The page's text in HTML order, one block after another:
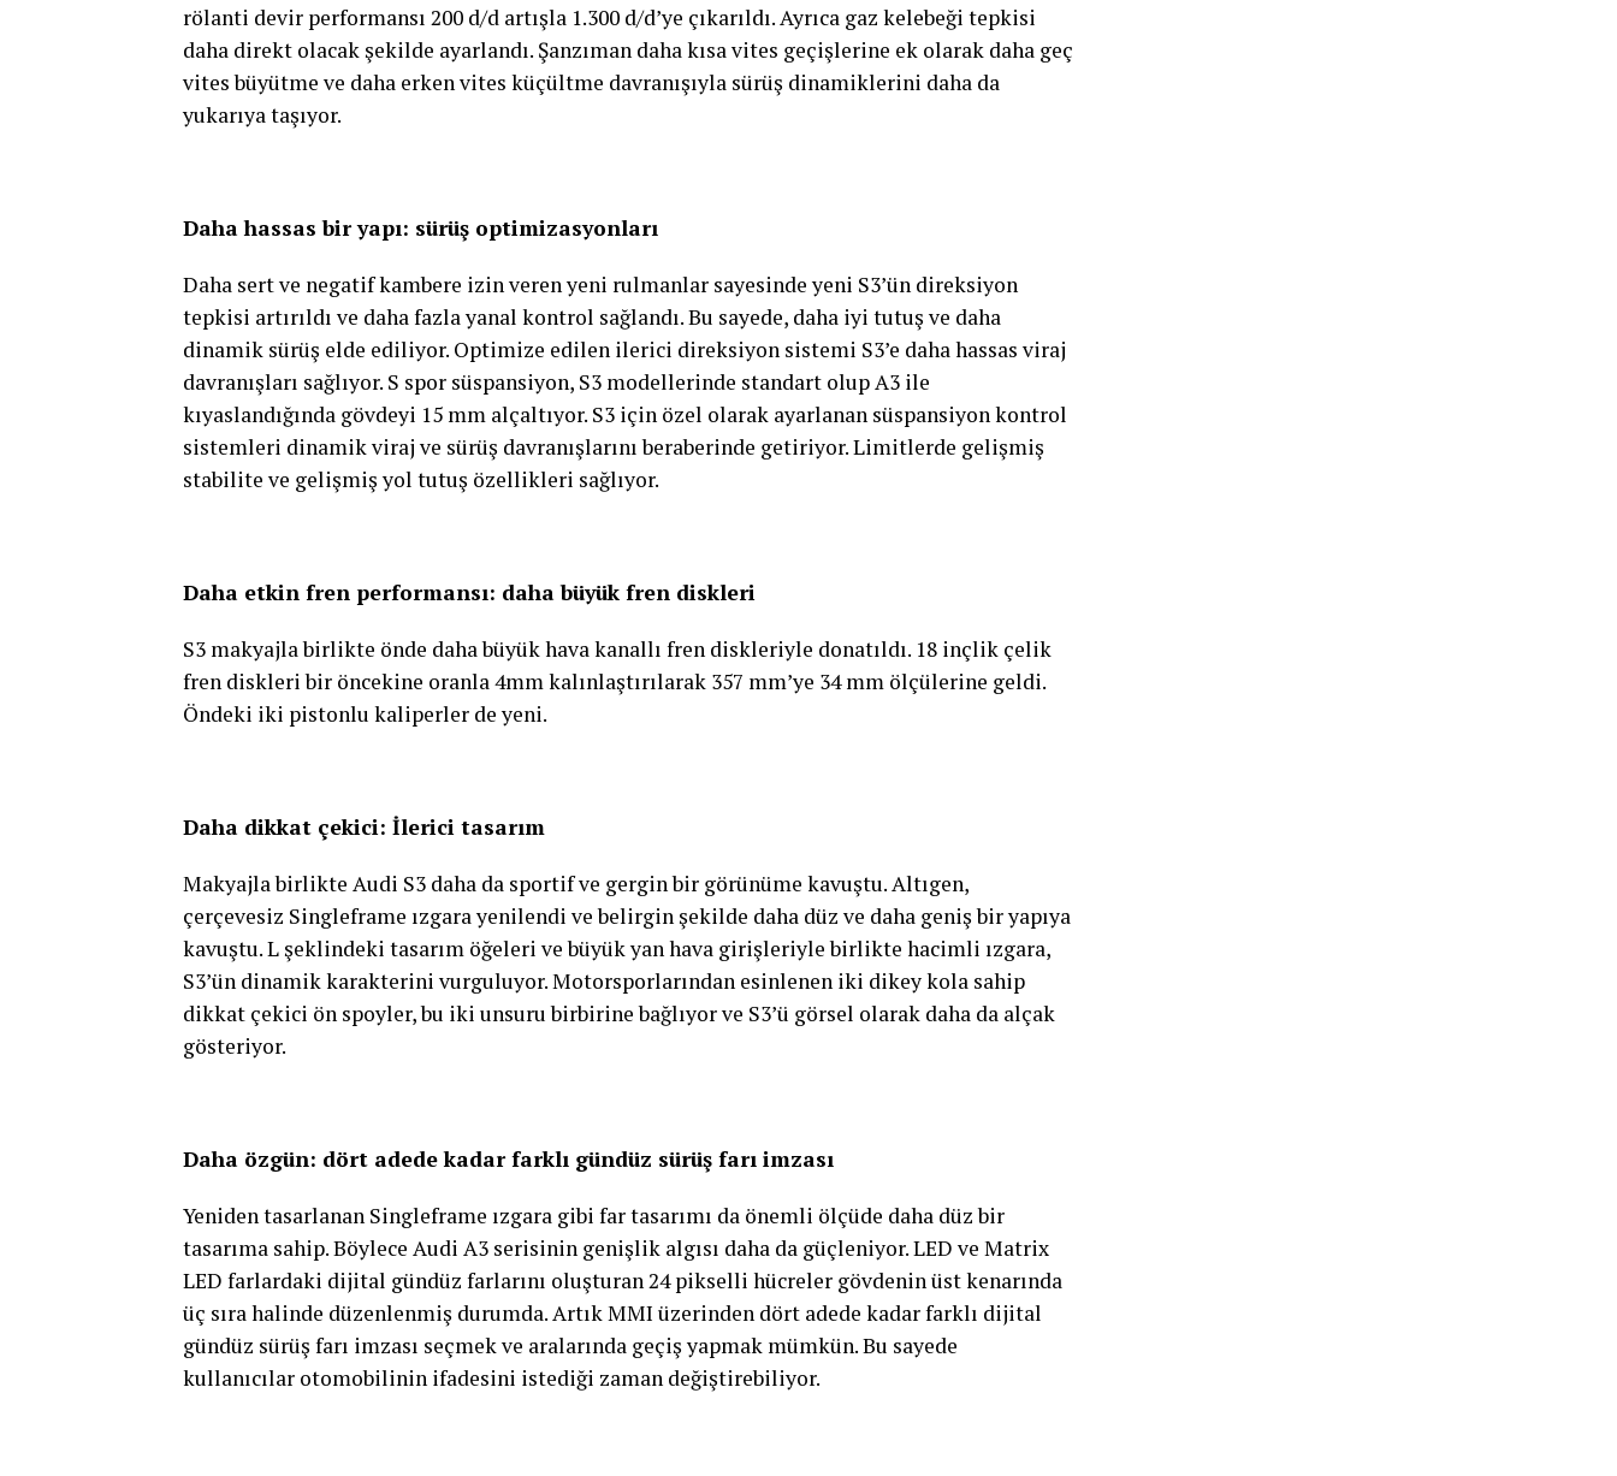
rölanti devir performansı 200 d/d artışla 1.300 d/d’ye çıkarıldı. Ayrıca gaz kelebeği tepkisi
daha direkt olacak şekilde ayarlandı. Şanzıman daha kısa vites geçişlerine ek olarak daha geç
vites büyütme ve daha erken vites küçültme davranışıyla sürüş dinamiklerini daha da
yukarıya taşıyor.
Daha hassas bir yapı: sürüş optimizasyonları
Daha sert ve negatif kambere izin veren yeni rulmanlar sayesinde yeni S3’ün direksiyon
tepkisi artırıldı ve daha fazla yanal kontrol sağlandı. Bu sayede, daha iyi tutuş ve daha
dinamik sürüş elde ediliyor. Optimize edilen ilerici direksiyon sistemi S3’e daha hassas viraj
davranışları sağlıyor. S spor süspansiyon, S3 modellerinde standart olup A3 ile
kıyaslandığında gövdeyi 15 mm alçaltıyor. S3 için özel olarak ayarlanan süspansiyon kontrol
sistemleri dinamik viraj ve sürüş davranışlarını beraberinde getiriyor. Limitlerde gelişmiş
stabilite ve gelişmiş yol tutuş özellikleri sağlıyor.
Daha etkin fren performansı: daha büyük fren diskleri
S3 makyajla birlikte önde daha büyük hava kanallı fren diskleriyle donatıldı. 18 inçlik çelik
fren diskleri bir öncekine oranla 4mm kalınlaştırılarak 357 mm’ye 34 mm ölçülerine geldi.
Öndeki iki pistonlu kaliperler de yeni.
Daha dikkat çekici: İlerici tasarım
Makyajla birlikte Audi S3 daha da sportif ve gergin bir görünüme kavuştu. Altıgen,
çerçevesiz Singleframe ızgara yenilendi ve belirgin şekilde daha düz ve daha geniş bir yapıya
kavuştu. L şeklindeki tasarım öğeleri ve büyük yan hava girişleriyle birlikte hacimli ızgara,
S3’ün dinamik karakterini vurguluyor. Motorsporlarından esinlenen iki dikey kola sahip
dikkat çekici ön spoyler, bu iki unsuru birbirine bağlıyor ve S3’ü görsel olarak daha da alçak
gösteriyor.
Daha özgün: dört adede kadar farklı gündüz sürüş farı imzası
Yeniden tasarlanan Singleframe ızgara gibi far tasarımı da önemli ölçüde daha düz bir
tasarıma sahip. Böylece Audi A3 serisinin genişlik algısı daha da güçleniyor. LED ve Matrix
LED farlardaki dijital gündüz farlarını oluşturan 24 pikselli hücreler gövdenin üst kenarında
üç sıra halinde düzenlenmiş durumda. Artık MMI üzerinden dört adede kadar farklı dijital
gündüz sürüş farı imzası seçmek ve aralarında geçiş yapmak mümkün. Bu sayede
kullanıcılar otomobilinin ifadesini istediği zaman değiştirebiliyor.